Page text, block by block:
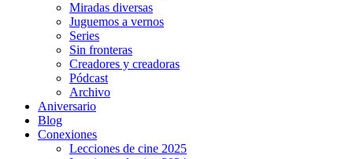
Miradas diversas
Juguemos a vernos
Series
Sin fronteras
Creadores y creadoras
Pódcast
Archivo
Aniversario
Blog
Conexiones
Lecciones de cine 2025